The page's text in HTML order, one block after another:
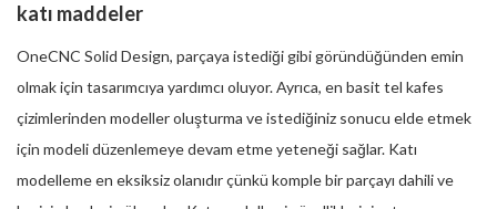
katı maddeler
OneCNC Solid Design, parçaya istediği gibi göründüğünden emin
olmak için tasarımcıya yardımcı oluyor. Ayrıca, en basit tel kafes
çizimlerinden modeller oluşturma ve istediğiniz sonucu elde etmek
için modeli düzenlemeye devam etme yeteneği sağlar. Katı
modelleme en eksiksiz olanıdır çünkü komple bir parçayı dahili ve